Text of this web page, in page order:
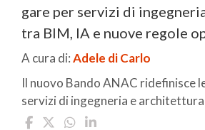
gare per servizi di
tra BIM, IA e nuove regole
A cura di:Adele di Carlo
Il nuovo Bando ANAC ridefinisce
servizi di ingegneria e architettura